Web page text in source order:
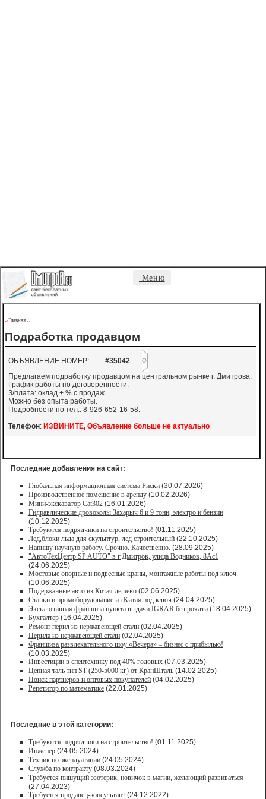
Меню
->Главная - -
Подработка продавцом
ОБЪЯВЛЕНИЕ НОМЕР:
#35042
Предлагаем подработку продавцом на центральном рынке г. Дмитрова.
График работы по договоренности.
З/плата: оклад + % с продаж.
Можно без опыта работы.
Подробности по тел.: 8-926-652-16-58.
Телефон: ИЗВИНИТЕ, Объявление больше не актуально
Последние добавления на сайт:
Глобальная информационная система Риски (30.07.2026)
Производственное помещение в аренду (10.02.2026)
Мини-экскаватор Cat302 (16.01.2026)
Гидравлические дровоколы Захарыч 6 и 9 тонн, электро и бензин
(10.12.2025)
Требуются подрядчики на строительство! (01.11.2025)
Лед,блоки льда для скульптур, лед строительный (22.10.2025)
Напишу научную работу. Срочно. Качественно. (28.09.2025)
"АвтоТехЦентр SP AUTO" в г.Дмитров, улица Водников, 8Ас1
(24.06.2025)
Мостовые опорные и подвесные краны, монтажные работы под ключ
(10.06.2025)
Подержанные авто из Китая дешево (02.06.2025)
Станки и промоборудование из Китая под ключ (24.04.2025)
Эксклюзивная франшиза пункта выдачи IGRAR без роялти (18.04.2025)
Бухгалтер (16.04.2025)
Ремонт перил из нержавеющей стали (02.04.2025)
Перила из нержавеющей стали (02.04.2025)
Франшиза развлекательного шоу «Вечера» – бизнес с прибылью!
(10.03.2025)
Инвестиции в спецтехнику под 40% годовых (07.03.2025)
Цепная таль тип ST (250-5000 кг) от КранШталь (14.02.2025)
Поиск партнеров и оптовых покупателей (04.02.2025)
Репетитор по математике (22.01.2025)
Последние в этой категории:
Требуются подрядчики на строительство! (01.11.2025)
Инженер (24.05.2024)
Техник по эксплуатации (24.05.2024)
Служба по контракту (08.03.2024)
Требуется пишущий эзотерик, новичок в магии, желающий развиваться
(27.04.2023)
Требуется продавец-консультант (24.12.2022)